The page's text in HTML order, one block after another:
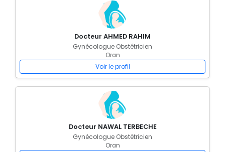
Docteur AHMED RAHIM
Gynécologue Obstétricien
Oran
Voir le profil
Docteur NAWAL TERBECHE
Gynécologue Obstétricien
Oran